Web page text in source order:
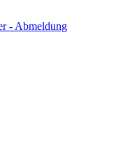
- Abmeldung